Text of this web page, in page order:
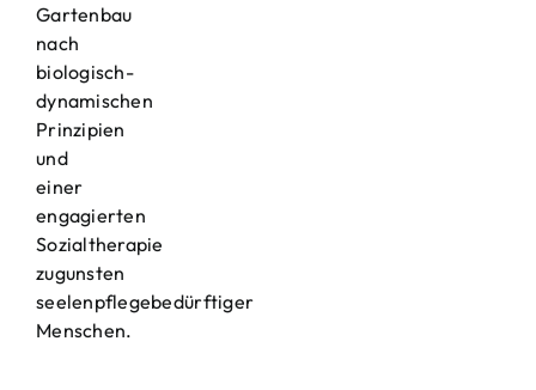
Gartenbau
nach
biologisch-
dynamischen
Prinzipien
und
einer
engagierten
Sozialtherapie
zugunsten
seelenpflegebedürftiger
Menschen.